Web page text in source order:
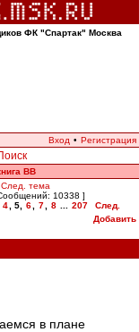
ФК "Спартак" Москва
Вход • Регистрация
ВВ
След. тема
10338 ]
4 5, 6 7 8 207
След.
Добавить
в плане